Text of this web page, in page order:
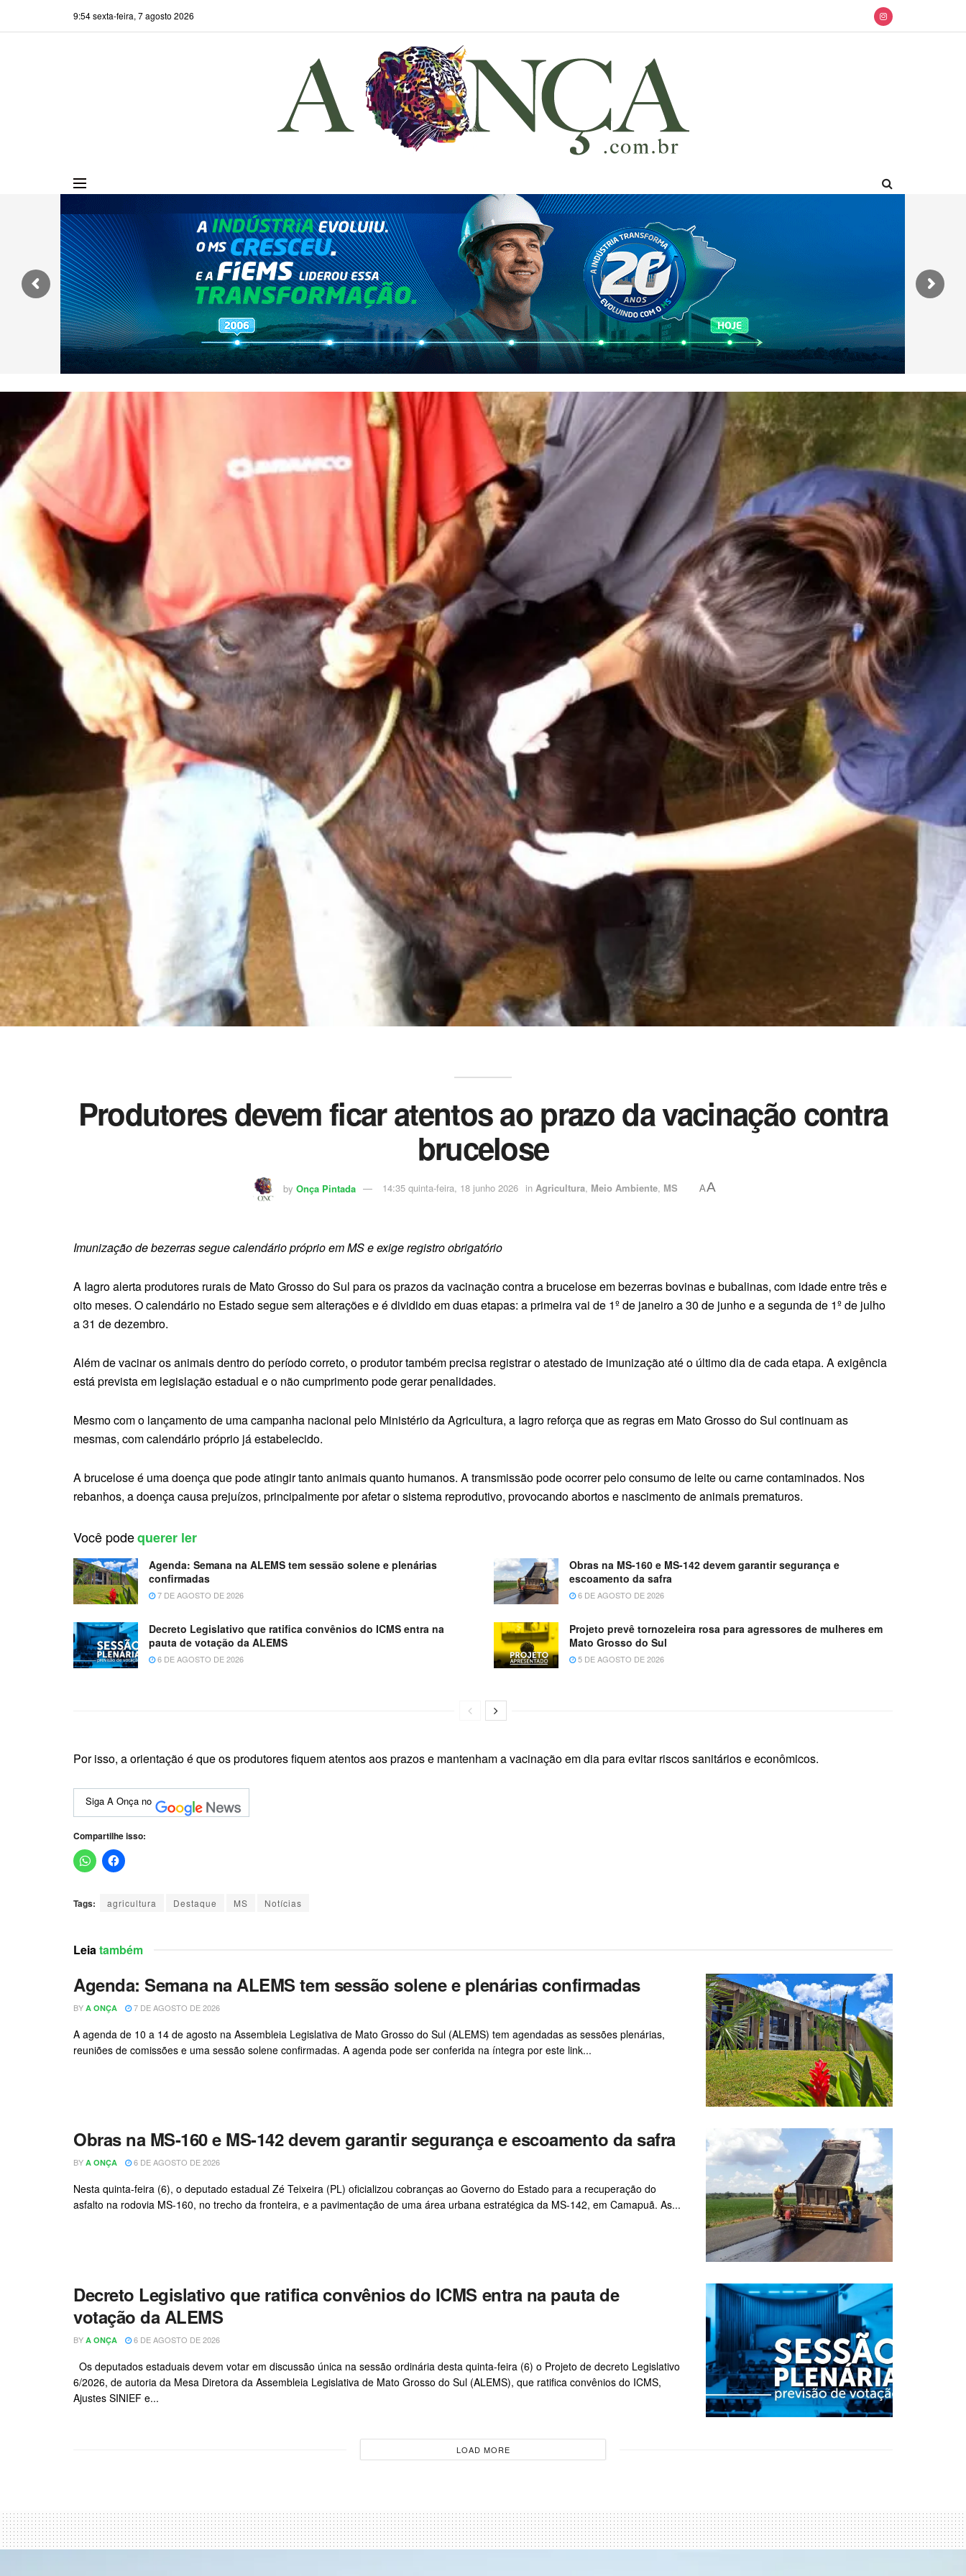
9:54 sexta-feira, 7 agosto 2026
Produtores devem ficar atentos ao prazo da vacinação contra
brucelose
by Onça Pintada 14:35 quinta-feira, 18 junho 2026 in Agricultura, Meio Ambiente, MS AA
Imunização de bezerras segue calendário próprio em MS e exige registro obrigatório
A Iagro alerta produtores rurais de Mato Grosso do Sul para os prazos da vacinação contra a brucelose em bezerras bovinas e bubalinas, com idade entre três e
oito meses. O calendário no Estado segue sem alterações e é dividido em duas etapas: a primeira vai de 1º de janeiro a 30 de junho e a segunda de 1º de julho
a 31 de dezembro.
Além de vacinar os animais dentro do período correto, o produtor também precisa registrar o atestado de imunização até o último dia de cada etapa. A exigência
está prevista em legislação estadual e o não cumprimento pode gerar penalidades.
Mesmo com o lançamento de uma campanha nacional pelo Ministério da Agricultura, a Iagro reforça que as regras em Mato Grosso do Sul continuam as
mesmas, com calendário próprio já estabelecido.
A brucelose é uma doença que pode atingir tanto animais quanto humanos. A transmissão pode ocorrer pelo consumo de leite ou carne contaminados. Nos
rebanhos, a doença causa prejuízos, principalmente por afetar o sistema reprodutivo, provocando abortos e nascimento de animais prematuros.
Você podequerer ler
Agenda: Semana na ALEMS tem sessão solene e plenárias
confirmadas
7 DE AGOSTO DE 2026
Obras na MS-160 e MS-142 devem garantir segurança e
escoamento da safra
6 DE AGOSTO DE 2026
Decreto Legislativo que ratifica convênios do ICMS entra na
pauta de votação da ALEMS
6 DE AGOSTO DE 2026
Projeto prevê tornozeleira rosa para agressores de mulheres em
Mato Grosso do Sul
5 DE AGOSTO DE 2026
Por isso, a orientação é que os produtores fiquem atentos aos prazos e mantenham a vacinação em dia para evitar riscos sanitários e econômicos.
Siga A Onça no
Compartilhe isso:
Tags: agricultura Destaque MS Notícias
Leia também
Agenda: Semana na ALEMS tem sessão solene e plenárias confirmadas
BY A ONÇA 7 DE AGOSTO DE 2026
A agenda de 10 a 14 de agosto na Assembleia Legislativa de Mato Grosso do Sul (ALEMS) tem agendadas as sessões plenárias,
reuniões de comissões e uma sessão solene confirmadas. A agenda pode ser conferida na íntegra por este link...
Obras na MS-160 e MS-142 devem garantir segurança e escoamento da safra
BY A ONÇA 6 DE AGOSTO DE 2026
Nesta quinta-feira (6), o deputado estadual Zé Teixeira (PL) oficializou cobranças ao Governo do Estado para a recuperação do
asfalto na rodovia MS-160, no trecho da fronteira, e a pavimentação de uma área urbana estratégica da MS-142, em Camapuã. As...
Decreto Legislativo que ratifica convênios do ICMS entra na pauta de
votação da ALEMS
BY A ONÇA 6 DE AGOSTO DE 2026
Os deputados estaduais devem votar em discussão única na sessão ordinária desta quinta-feira (6) o Projeto de decreto Legislativo
6/2026, de autoria da Mesa Diretora da Assembleia Legislativa de Mato Grosso do Sul (ALEMS), que ratifica convênios do ICMS,
Ajustes SINIEF e...
LOAD MORE